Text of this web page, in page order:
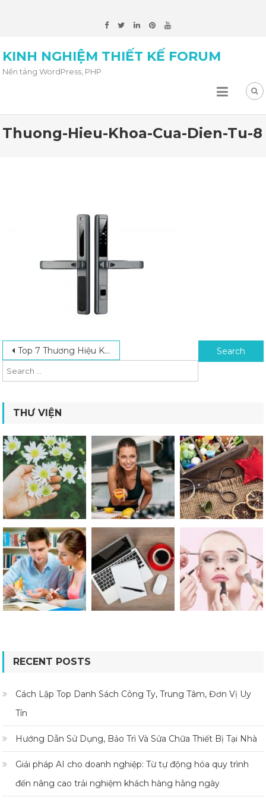
KINH NGHIỆM THIẾT KẾ FORUM
Nền tảng WordPress, PHP
Thuong-Hieu-Khoa-Cua-Dien-Tu-8
Post navigation
Top 7 Thương Hiệu Khóa Cửa Điện Tử Chất Lượng, Giá Tốt Nhất Hiện Nay Search for:
THƯ VIỆN
RECENT POSTS
Cách Lập Top Danh Sách Công Ty, Trung Tâm, Đơn Vị Uy
Tín
Hướng Dẫn Sử Dụng, Bảo Trì Và Sửa Chữa Thiết Bị Tại Nhà
Giải pháp AI cho doanh nghiệp: Từ tự động hóa quy trình
đến nâng cao trải nghiệm khách hàng hằng ngày